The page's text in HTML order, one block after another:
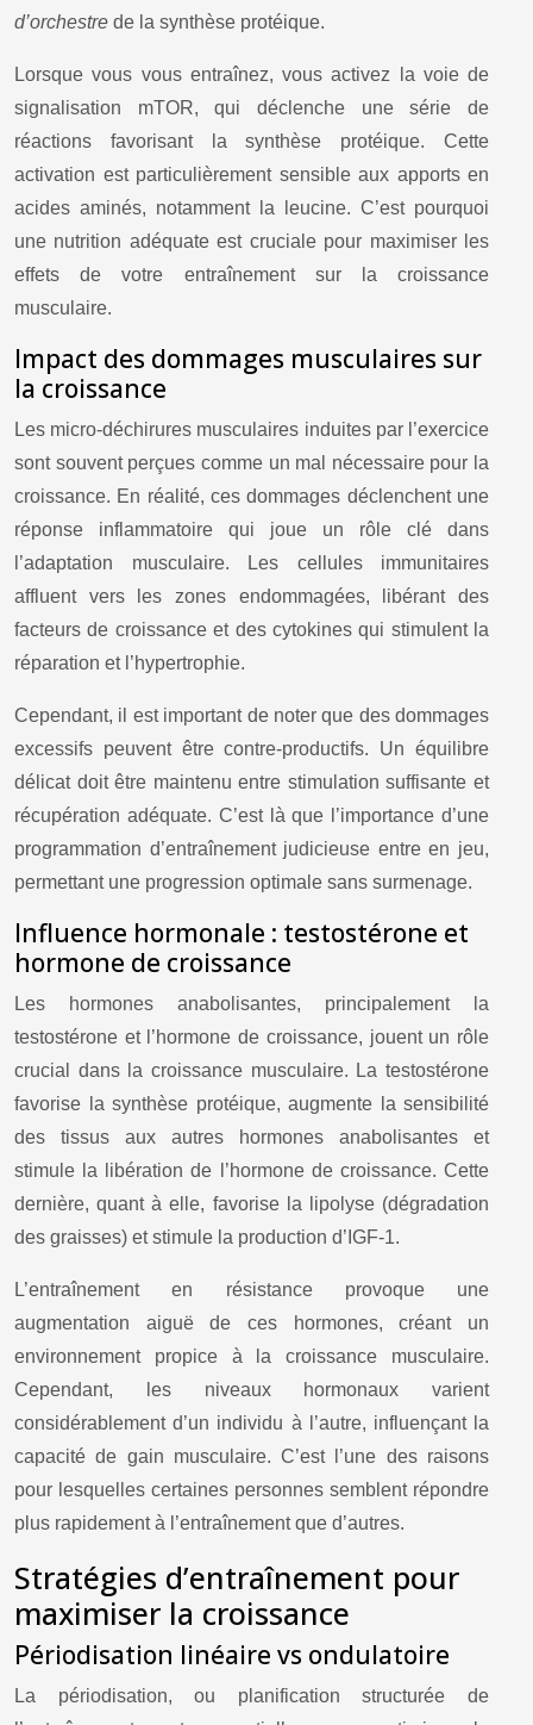
d’orchestre de la synthèse protéique.
Lorsque vous vous entraînez, vous activez la voie de
signalisation mTOR, qui déclenche une série de
réactions favorisant la synthèse protéique. Cette
activation est particulièrement sensible aux apports en
acides aminés, notamment la leucine. C’est pourquoi
une nutrition adéquate est cruciale pour maximiser les
effets de votre entraînement sur la croissance
musculaire.
Impact des dommages musculaires sur
la croissance
Les micro-déchirures musculaires induites par l’exercice
sont souvent perçues comme un mal nécessaire pour la
croissance. En réalité, ces dommages déclenchent une
réponse inflammatoire qui joue un rôle clé dans
l’adaptation musculaire. Les cellules immunitaires
affluent vers les zones endommagées, libérant des
facteurs de croissance et des cytokines qui stimulent la
réparation et l’hypertrophie.
Cependant, il est important de noter que des dommages
excessifs peuvent être contre-productifs. Un équilibre
délicat doit être maintenu entre stimulation suffisante et
récupération adéquate. C’est là que l’importance d’une
programmation d’entraînement judicieuse entre en jeu,
permettant une progression optimale sans surmenage.
Influence hormonale : testostérone et
hormone de croissance
Les hormones anabolisantes, principalement la
testostérone et l’hormone de croissance, jouent un rôle
crucial dans la croissance musculaire. La testostérone
favorise la synthèse protéique, augmente la sensibilité
des tissus aux autres hormones anabolisantes et
stimule la libération de l’hormone de croissance. Cette
dernière, quant à elle, favorise la lipolyse (dégradation
des graisses) et stimule la production d’IGF-1.
L’entraînement en résistance provoque une
augmentation aiguë de ces hormones, créant un
environnement propice à la croissance musculaire.
Cependant, les niveaux hormonaux varient
considérablement d’un individu à l’autre, influençant la
capacité de gain musculaire. C’est l’une des raisons
pour lesquelles certaines personnes semblent répondre
plus rapidement à l’entraînement que d’autres.
Stratégies d’entraînement pour
maximiser la croissance
Périodisation linéaire vs ondulatoire
La périodisation, ou planification structurée de